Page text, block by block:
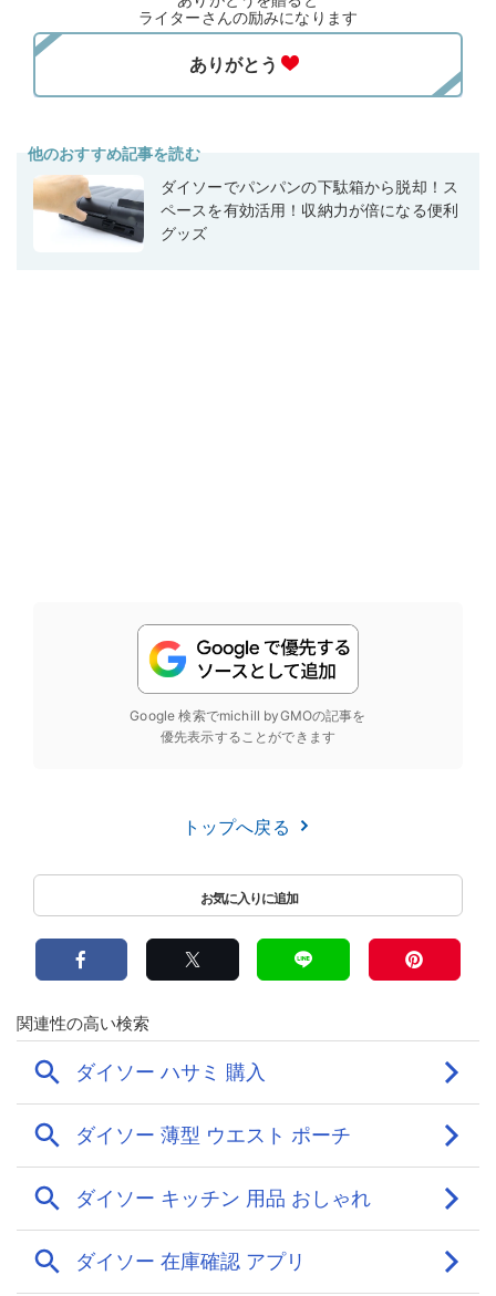
ライターさんの励みになります
他のおすすめ記事を読む
ダイソーでパンパンの下駄箱から脱却！ス
ペースを有効活用！収納力が倍になる便利
グッズ
Google 検索でmichill byGMOの記事を
優先表示することができます
トップへ戻る